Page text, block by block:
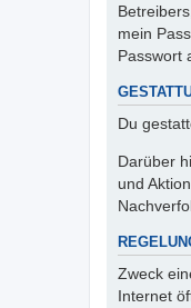
mein
Passwort
Du
Darüber
und
Zweck
Internet